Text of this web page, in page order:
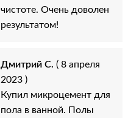
чистоте. Очень доволен
результатом!
Дмитрий С. ( 8 апреля
2023 )
Купил микроцемент для
пола в ванной. Полы